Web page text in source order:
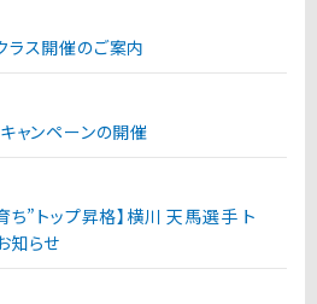
ラス開催のご案内
ャンペーンの開催
ち”トップ昇格】横川 天馬選手 ト
知らせ